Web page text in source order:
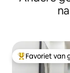
Topfavoriet
Favoriet van